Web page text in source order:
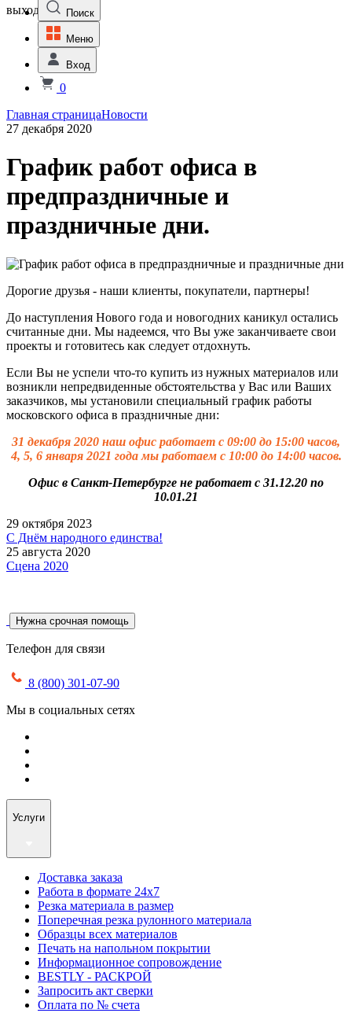
выходной Поиск
Меню
Вход
0
Главная страницаНовости
27 декабря 2020
График работ офиса в
предпраздничные и
праздничные дни.
Дорогие друзья - наши клиенты, покупатели, партнеры!
До наступления Нового года и новогодних каникул остались
считанные дни. Мы надеемся, что Вы уже заканчиваете свои
проекты и готовитесь как следует отдохнуть.
Если Вы не успели что-то купить из нужных материалов или
возникли непредвиденные обстоятельства у Вас или Ваших
заказчиков, мы установили специальный график работы
московского офиса в праздничные дни:
31 декабря 2020 наш офис работает с 09:00 до 15:00 часов,
4, 5, 6 января 2021 года мы работаем с 10:00 до 14:00 часов.
Офис в Санкт-Петербурге не работает с 31.12.20 по
10.01.21
29 октября 2023
С Днём народного единства!
25 августа 2020
Сцена 2020
Нужна срочная помощь
Телефон для связи
8 (800) 301-07-90
Мы в социальных сетях
Услуги
Доставка заказа
Работа в формате 24х7
Резка материала в размер
Поперечная резка рулонного материала
Образцы всех материалов
Печать на напольном покрытии
Информационное сопровождение
BESTLY - РАСКРОЙ
Запросить акт сверки
Оплата по № счета